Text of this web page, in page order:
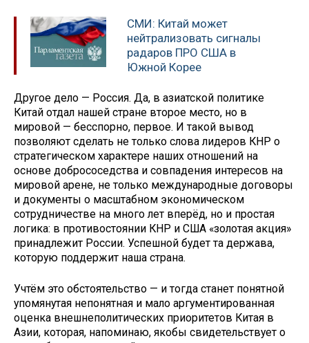
СМИ: Китай может
нейтрализовать сигналы
радаров ПРО США в
Южной Корее
Другое дело — Россия. Да, в азиатской политике
Китай отдал нашей стране второе место, но в
мировой — бесспорно, первое. И такой вывод
позволяют сделать не только слова лидеров КНР о
стратегическом характере наших отношений на
основе добрососедства и совпадения интересов на
мировой арене, не только международные договоры
и документы о масштабном экономическом
сотрудничестве на много лет вперёд, но и простая
логика: в противостоянии КНР и США «золотая акция»
принадлежит России. Успешной будет та держава,
которую поддержит наша страна.
Учтём это обстоятельство — и тогда станет понятной
упомянутая непонятная и мало аргументированная
оценка внешнеполитических приоритетов Китая в
Азии, которая, напоминаю, якобы свидетельствует о